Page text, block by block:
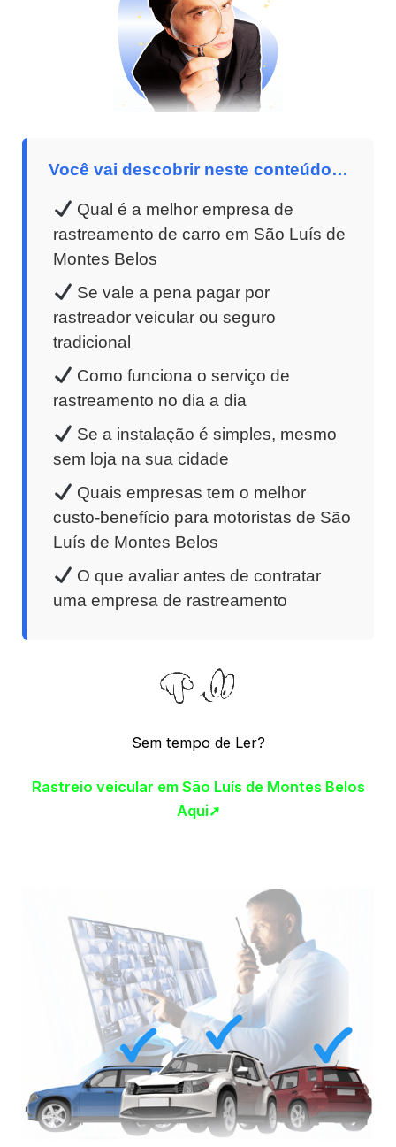
Você vai descobrir neste conteúdo…
Qual é a melhor empresa de
rastreamento de carro em São Luís de
Montes Belos
Se vale a pena pagar por
rastreador veicular ou seguro
tradicional
Como funciona o serviço de
rastreamento no dia a dia
Se a instalação é simples, mesmo
sem loja na sua cidade
Quais empresas tem o melhor
custo-benefício para motoristas de São
Luís de Montes Belos
O que avaliar antes de contratar
uma empresa de rastreamento
Sem tempo de Ler?
Rastreio veicular em São Luís de Montes Belos
Aqui➚